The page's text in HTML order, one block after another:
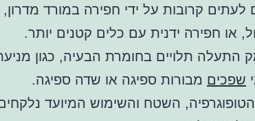
לעתים קרובות על ידי חפירה במורד מדרון,
או חפירה ידנית עם כלים קטנים יותר.
התעלה תלויים בחומרת הבעיה, כגון
שפכים מבורות ספיגה או שדה ספיגה.
השטח והשימוש המיועד